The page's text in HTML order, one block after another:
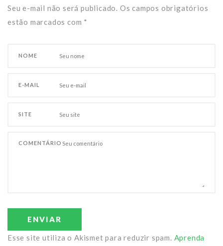
Seu e-mail não será publicado. Os campos obrigatórios
estão marcados com *
NOME
E-MAIL
SITE
COMENTÁRIO
ENVIAR
Esse site utiliza o Akismet para reduzir spam. Aprenda